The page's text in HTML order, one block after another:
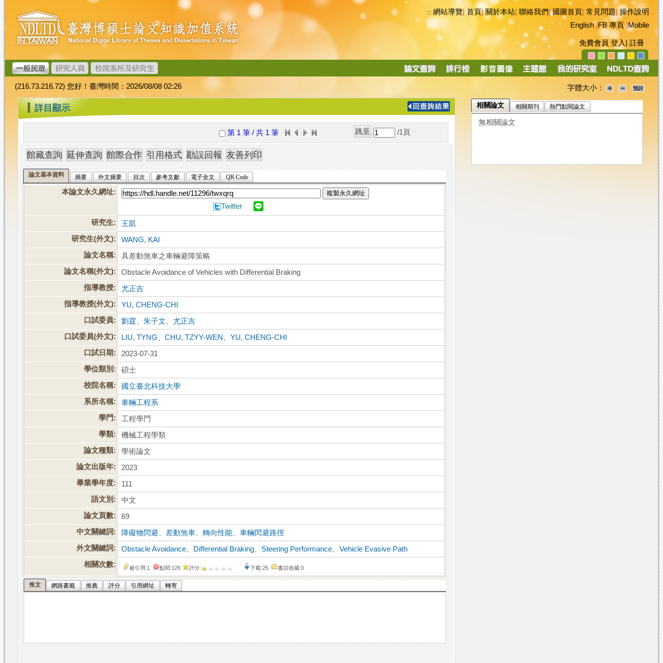
跳
到
主
要
內
容
臺
灣
博
碩
士
論
文
加
值
系
統
::: 網站導覽|首頁|關於本站 聯絡我們|國圖首頁 常見問題|操作說明
English|FB 專頁|Mobile
免費會員 登入 註冊
導
(216.73.216.72) 您好！臺灣時間：2026/08/08 02:26 字體大小：
::: 詳目顯示
第 1 筆 / 共 1 筆 /1 頁
論文基本資料 摘要 外文摘要 目次 參考文獻 電子全文 QR Code
本論文永久網址: 複製永久網址
Twitter
研究生:
王凱
研究生(外文):
WANG, KAI
論文名稱:
具差動煞車之車輛避障策略
論文名稱(外文):
Obstacle Avoidance of Vehicles with Differential Braking
指導教授:
尤正吉
指導教授(外文):
YU, CHENG-CHI
口試委員:
劉霆 、朱子文
尤正吉
口試委員(外文):
LIU, TYNG 、CHU, TZYY-WEN 、YU, CHENG-CHI
口試日期:
2023-07-31
學位類別:
碩士
校院名稱:
國立臺北科技大學
系所名稱:
車輛工程系
學門:
工程學門
學類:
機械工程學類
論文種類:
學術論文
論文出版年:
2023
畢業學年度:
111
語文別:
中文
論文頁數:
69
中文關鍵詞:
障礙物閃避 差動煞車 、轉向性能 、車輛閃避路徑
外文關鍵詞:
Obstacle Avoidance Differential Braking Steering Performance 、Vehicle Evasive Path
相關次數:
被引用:1 點閱:126 評分: 下載:25 書目收藏:0
推文 網路書籤 推薦 評分 引用網址 轉寄
相關論文 相關期刊 熱門點閱論文
無相關論文